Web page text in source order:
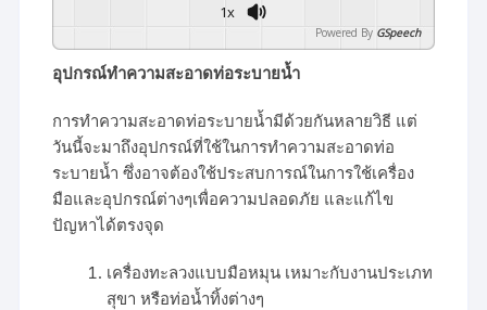
1x
Powered By GSpeech
อุปกรณ์ทำความสะอาดท่อระบายน้ำ
การทำความสะอาดท่อระบายน้ำมีด้วยกันหลายวิธี แต่
วันนี้จะมาถึงอุปกรณ์ที่ใช้ในการทำความสะอาดท่อ
ระบายน้ำ ซึ่งอาจต้องใช้ประสบการณ์ในการใช้เครื่อง
มือและอุปกรณ์ต่างๆเพื่อความปลอดภัย และแก้ไข
ปัญหาได้ตรงจุด
เครื่องทะลวงแบบมือหมุน เหมาะกับงานประเภท
สุขา หรือท่อน้ำทิ้งต่างๆ